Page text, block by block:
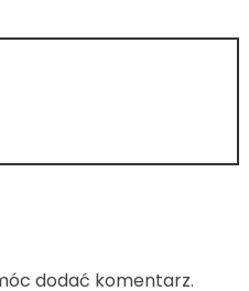
dodać komentarz.